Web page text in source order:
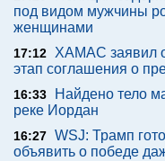
под видом мужчины
женщинами
17:12 ХАМАС заявил о
этап соглашения о
16:33
Найдено тело
реке Иордан
16:27 WSJ: Трамп
объявить о победе